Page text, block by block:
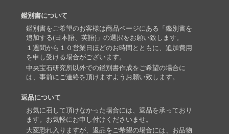
鑑別書について
鑑別書をご希望のお客様は商品ページにある「鑑別書を
追加する(日本語、英語)」の選択をお願い致します。
１週間から１０営業日ほどのお時間とともに、追加費用
を申し受ける場合がございます。
中央宝石研究所以外での鑑別書作成をご希望の場合に
は、事前にご連絡を頂けますようお願い致します。
返品について
お気に召して頂けなかった場合には、返品を承っており
ます。お気軽にお申し付けくださいませ。
大変恐れ入りますが、返品をご希望の場合には、お品物